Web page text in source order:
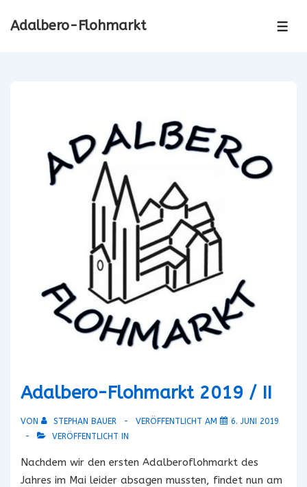
ZumAdalbero-Flohmarkt
Adalbero-Flohmarkt 2019 / II
VON STEPHAN BAUER VERÖFFENTLICHT AM
6. JUNI 2019
VERÖFFENTLICHT IN
Nachdem wir den ersten Adalberoflohmarkt des
Jahres im Mai leider absagen mussten, findet nun am